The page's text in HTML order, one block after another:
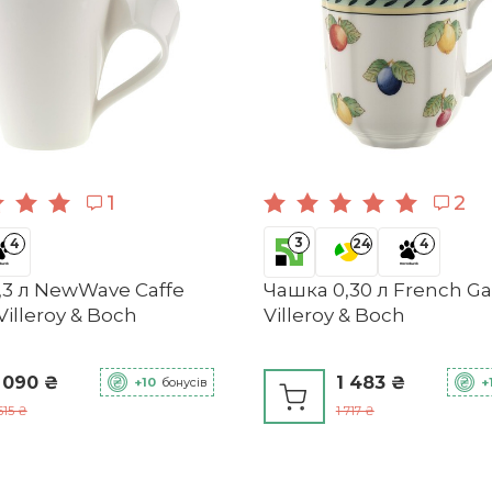
4
Миска для пластівців 17 см Серце With
-5%
бонусів
With Love
4003686446953
Порцеляна
Кружка з ручкою
1
4
л NewWave Caffe
& Boch
090 ₴
₴
+10 бонусів
2
3 24 4
Чашка 0,30 л French
Villeroy & Boch
1 483 ₴
1 717 ₴